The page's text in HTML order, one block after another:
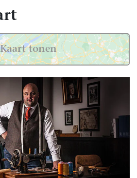
jullie bruiloft is erg
dus niet zo gek dat je
van andere
over Bruidegom in
hebben het live ervaren en
beoordelaars!
wij bij elke professional op
beoordeling van echte
Indien deze al
Soms vind je
professionals op onze
het misschien wel aan
beoordeling te schrijven!
Kaart tonen